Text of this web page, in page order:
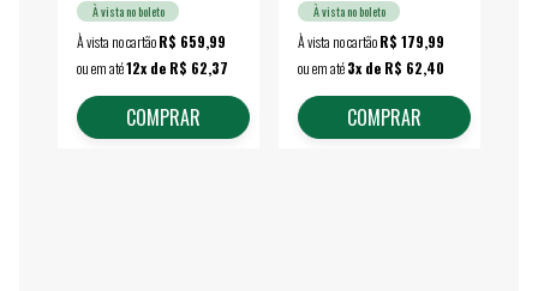
À vista no boleto
À vista no cartãoR$ 659,99
ou em até12x de R$ 62,37
COMPRAR
À vista no boleto
À vista no cartãoR$ 179,99
ou em até3x de R$ 62,40
COMPRAR